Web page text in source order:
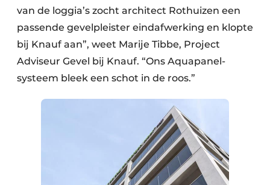
van de loggia’s zocht architect Rothuizen een
passende gevelpleister eindafwerking en klopte
bij Knauf aan”, weet Marije Tibbe, Project
Adviseur Gevel bij Knauf. “Ons Aquapanel-
systeem bleek een schot in de roos.”